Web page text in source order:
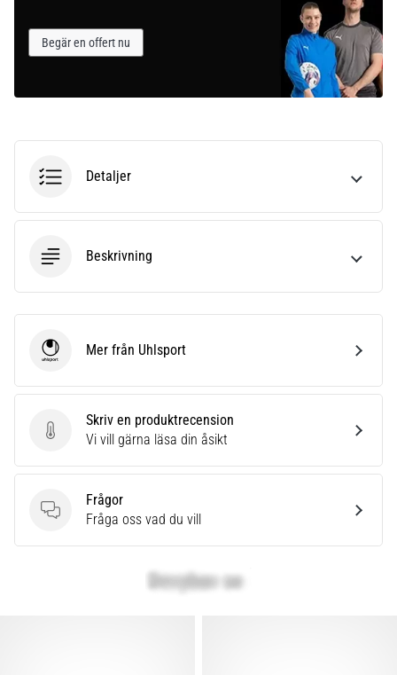
Begär en offert nu
Detaljer
Beskrivning
Skriv en produktrecension
Skriv en produktrecension
Vi vill gärna läsa din åsikt
Frågor
Frågor
Fråga oss vad du vill
UhlsportMer från Uhlsport